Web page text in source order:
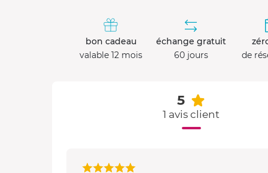
bon cadeau
valable 12 mois
échange gratuit
60 jours
de
5
1 avis client